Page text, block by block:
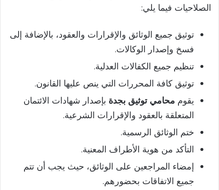
الصلاحيات فيما يلي:
توثيق جميع الوثائق والإقرارات والعقود، بالإضافة إلى
فسخ وإصدار الوكالات.
تنظيم جميع الكفالات العدلية.
توثيق كافة المحررات التي ينص عليها القانون.
يقوم محامي توثيق بجدة بإصدار شهادات الائتمان
المتعلقة بالعقود والإقرارات الشرعية.
ختم الوثائق الرسمية.
التأكد من هوية الأطراف المعنية.
إمضاء المراجعين على الوثائق، حيث يجب أن تتم
جميع الاتفاقات بحضورهم.